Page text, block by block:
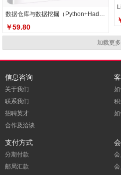
￥59.80
加载更多
信息咨询
关于我们
联系我们
招聘英才
合作及洽谈
如
积
支付方式
分期付款
邮局汇款